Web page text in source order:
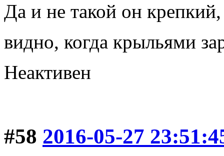
Да и не такой он
видно, когда крыльями
Неактивен
#58 2016-05-27